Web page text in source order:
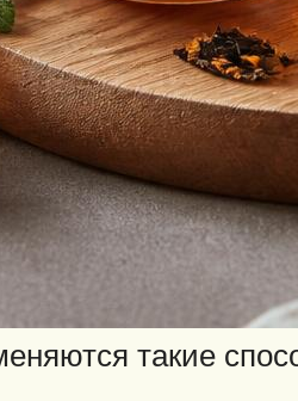
такие